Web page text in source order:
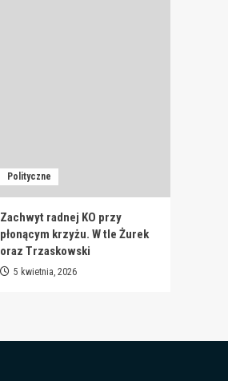
Polityczne
Zachwyt radnej KO przy
płonącym krzyżu. W tle Żurek
oraz Trzaskowski
5 kwietnia, 2026